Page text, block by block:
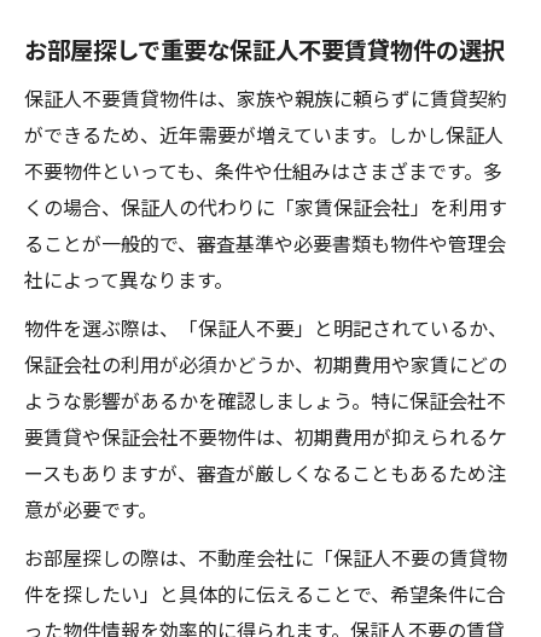
お部屋探しで重要な保証人不要賃貸物件の選択
保証人不要賃貸物件は、家族や親族に頼らずに賃貸契約
ができるため、近年需要が増えています。しかし保証人
不要物件といっても、条件や仕組みはさまざまです。多
くの場合、保証人の代わりに「家賃保証会社」を利用す
ることが一般的で、審査基準や必要書類も物件や管理会
社によって異なります。
物件を選ぶ際は、「保証人不要」と明記されているか、
保証会社の利用が必須かどうか、初期費用や家賃にどの
ような影響があるかを確認しましょう。特に保証会社不
要賃貸や保証会社不要物件は、初期費用が抑えられるケ
ースもありますが、審査が厳しくなることもあるため注
意が必要です。
お部屋探しの際は、不動産会社に「保証人不要の賃貸物
件を探したい」と具体的に伝えることで、希望条件に合
った物件情報を効率的に得られます。保証人不要の賃貸